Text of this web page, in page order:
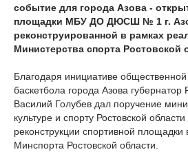
событие для города Азова -
площадки МБУ ДО ДЮСШ № 1 г.
реконструированной в рамках
Министерства спорта Ростовской
Благодаря инициативе
баскетбола города Азова губернатор
Василий Голубев дал поручение
культуре и спорту Ростовской
реконструкции спортивной площадки
Минспорта Ростовской области.